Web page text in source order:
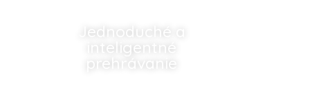
Jednoduché a
inteligentné
prehrávanie